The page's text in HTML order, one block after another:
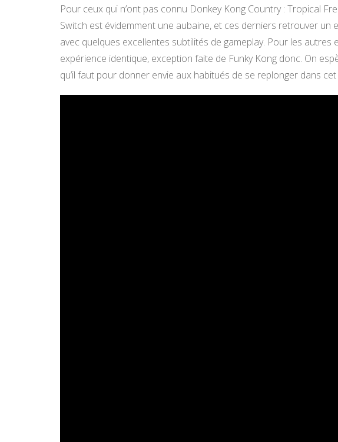
Pour ceux qui n’ont pas connu Donkey Kong Country : Tropical
Switch est évidemment une aubaine, et ces derniers retrouver un
avec quelques excellentes subtilités de gameplay. Pour les autres
expérience identique, exception faite de Funky Kong donc. On
qu’il faut pour donner envie aux habitués de se replonger dans